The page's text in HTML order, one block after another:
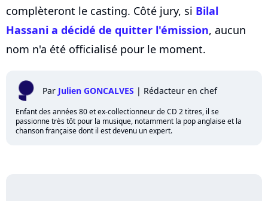
complèteront le casting. Côté jury, si Bilal
Hassani a décidé de quitter l'émission, aucun
nom n'a été officialisé pour le moment.
Par Julien GONCALVES | Rédacteur en chef
Enfant des années 80 et ex-collectionneur de CD 2 titres, il se
passionne très tôt pour la musique, notamment la pop anglaise et la
chanson française dont il est devenu un expert.